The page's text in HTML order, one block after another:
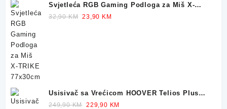
Svjetleća RGB Gaming Podloga za Miš X-
TRIKE 77x30cm
32,90KM Original
23,90 KM
Usisivač sa Vrećicom HOOVER Telios Plus
TE70 700W
249,90KM Original
229,90 KM